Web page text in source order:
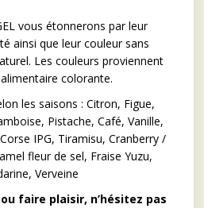
vous étonnerons par leur
ainsi que leur couleur sans
Les couleurs proviennent
colorante.
les saisons : Citron, Figue,
Pistache, Café, Vanille,
IPG, Tiramisu, Cranberry /
fleur de sel, Fraise Yuzu,
Verveine
faire plaisir, n’hésitez pas